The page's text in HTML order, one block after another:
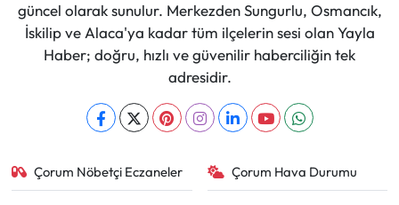
güncel olarak sunulur. Merkezden Sungurlu, Osmancık,
İskilip ve Alaca'ya kadar tüm ilçelerin sesi olan Yayla
Haber; doğru, hızlı ve güvenilir haberciliğin tek
adresidir.
Çorum Nöbetçi Eczaneler Çorum Hava Durumu